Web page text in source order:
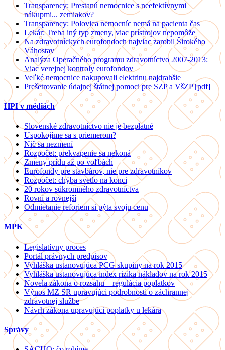
Transparency: Prestanú nemocnice s neefektívnymi
nákupmi... zemiakov?
Transparency: Polovica nemocníc nemá na pacienta čas
Lekár: Treba iný typ zmeny, viac prístrojov nepomôže
Na zdravotníckych eurofondoch najviac zarobil Širokého
Váhostav
Analýza Operačného programu zdravotníctvo 2007-2013:
Viac verejnej kontroly eurofondov
Veľké nemocnice nakupovali elektrinu najdrahšie
Prešetrovanie údajnej štátnej pomoci pre SZP a VšZP [pdf]
HPI v médiách
Slovenské zdravotníctvo nie je bezplatné
Uspokojíme sa s priemerom?
Nič sa nezmení
Rozpočet: prekvapenie sa nekoná
Zmeny prídu až po voľbách
Eurofondy pre stavbárov, nie pre zdravotníkov
Rozpočet: chýba svetlo na konci
20 rokov súkromného zdravotníctva
Rovní a rovnejší
Odmietanie reforiem si pýta svoju cenu
MPK
Legislatívny proces
Portál právnych predpisov
Vyhláška ustanovujúca PCG skupiny na rok 2015
Vyhláška ustanovujúca index rizika nákladov na rok 2015
Novela zákona o rozsahu – regulácia poplatkov
Výnos MZ SR upravujúci podrobnosti o záchrannej
zdravotnej službe
Návrh zákona upravujúci poplatky u lekára
Správy